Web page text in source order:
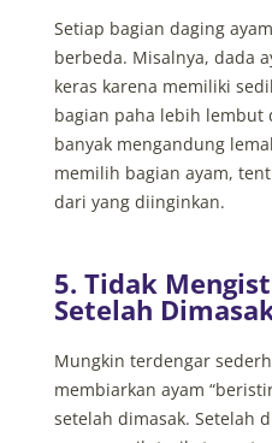
Setiap bagian daging
berbeda. Misalnya, dada
keras karena memiliki
bagian paha lebih lembut
banyak mengandung
memilih bagian ayam,
dari yang diinginkan.
5. Tidak
Setelah
Mungkin terdengar
membiarkan ayam
setelah dimasak. Setelah